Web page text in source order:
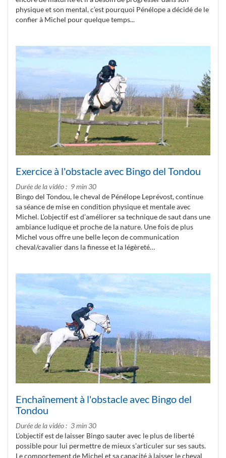
physique et son mental, c’est pourquoi Pénélope a décidé de le
confier à Michel pour quelque temps...
Exercice à l'obstacle avec Bingo del Tondou
Durée de la vidéo
9 min 30
Bingo del Tondou, le cheval de Pénélope Leprévost, continue
sa séance de mise en condition physique et mentale avec
Michel. L’objectif est d’améliorer sa technique de saut dans une
ambiance ludique et proche de la nature. Une fois de plus
Michel vous offre une belle leçon de communication
cheval/cavalier dans la finesse et la légèreté…
Enchaînement à l'obstacle avec Bingo del
Tondou
Durée de la vidéo
3 min 30
L’objectif est de laisser Bingo sauter avec le plus de liberté
possible pour lui permettre de mieux s’articuler sur ses sauts.
Le comportement de Michel et sa capacité à laisser le cheval